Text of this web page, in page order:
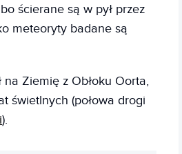
ścierane są w pył przez
meteoryty badane są
Ziemię z Obłoku Oorta,
świetlnych (połowa drogi
).